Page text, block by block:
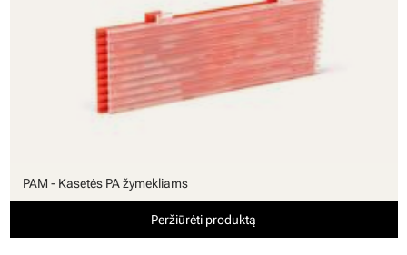
PAM - Kasetės PA žymekliams
Peržiūrėti produktą